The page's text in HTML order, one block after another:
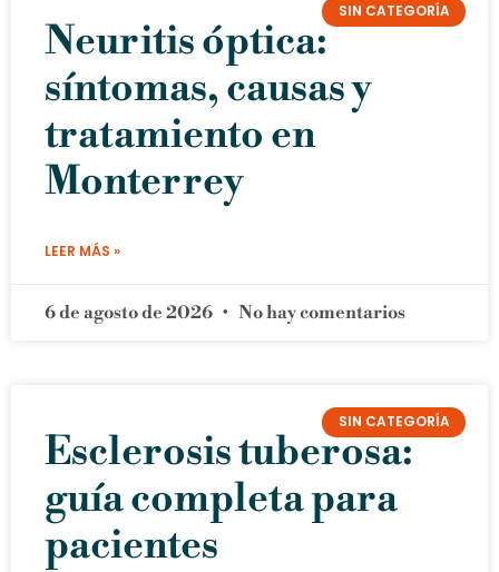
SIN CATEGORÍA
Neuritis óptica:
síntomas, causas y
tratamiento en
Monterrey
LEER MÁS »
6 de agosto de 2026 No hay comentarios
SIN CATEGORÍA
Esclerosis tuberosa:
guía completa para
pacientes